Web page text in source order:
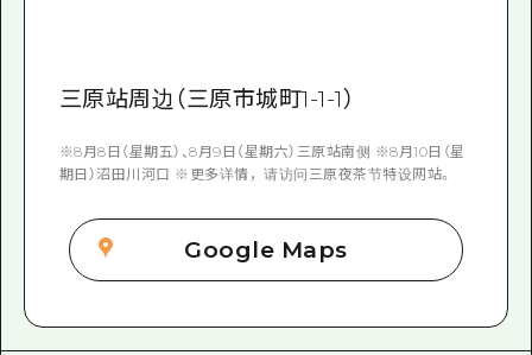
三原站周边（三原市城町1-1-1）
※8月8日（星期五）、8月9日（星期六）三原站南侧 ※8月10日（星
期日）沼田川河口 ※更多详情，请访问三原夜茶节特设网站。
Google Maps